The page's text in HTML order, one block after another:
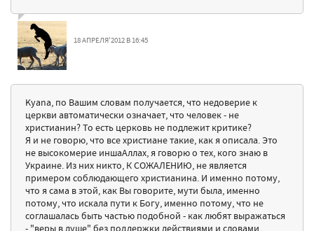
18 АПРЕЛЯ'2012 В 16:45
Kyana, по Вашим словам получается, что недоверие к
церкви автоматически означает, что человек - не
христианин? То есть церковь не подлежит критике?
Я и не говорю, что все христиане такие, как я описала. Это
не высокомерие иншаАллах, я говорю о тех, кого знаю в
Украине. Из них никто, К СОЖАЛЕНИЮ, не является
примером соблюдающего христианина. И именно потому,
что я сама в этой, как Вы говорите, мути была, именно
потому, что искала пути к Богу, именно потому, что не
соглашалась быть частью подобной - как любят выражаться
- "веры в душе" без поддержки действиями и словами,